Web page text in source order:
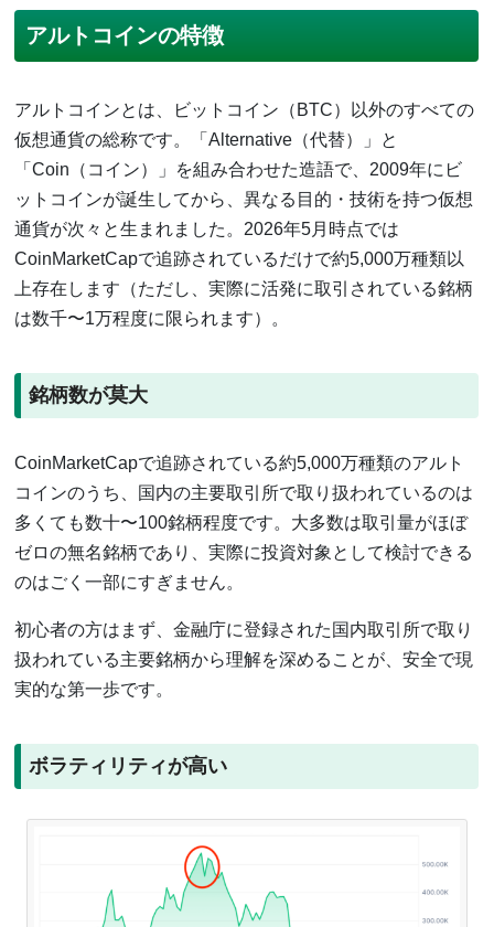
アルトコインの特徴
アルトコインとは、ビットコイン（BTC）以外のすべての
仮想通貨の総称です。「Alternative（代替）」と
「Coin（コイン）」を組み合わせた造語で、2009年にビ
ットコインが誕生してから、異なる目的・技術を持つ仮想
通貨が次々と生まれました。2026年5月時点では
CoinMarketCapで追跡されているだけで約5,000万種類以
上存在します（ただし、実際に活発に取引されている銘柄
は数千〜1万程度に限られます）。
銘柄数が莫大
CoinMarketCapで追跡されている約5,000万種類のアルト
コインのうち、国内の主要取引所で取り扱われているのは
多くても数十〜100銘柄程度です。大多数は取引量がほぼ
ゼロの無名銘柄であり、実際に投資対象として検討できる
のはごく一部にすぎません。
初心者の方はまず、金融庁に登録された国内取引所で取り
扱われている主要銘柄から理解を深めることが、安全で現
実的な第一歩です。
ボラティリティが高い